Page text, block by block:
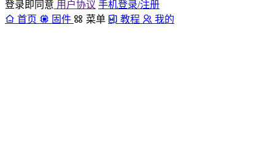
登录即同意 用户协议 手机登录/注册
首页
固件 菜单 教程 我的